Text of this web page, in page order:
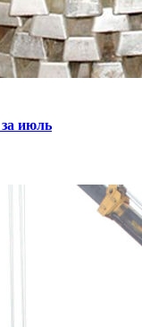
июль